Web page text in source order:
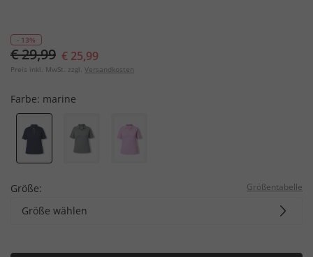
- 13%
€ 29,99 € 25,99
Preis inkl. MwSt. zzgl. Versandkosten
Farbe: marine
Größe: Größentabelle
Größe wählen